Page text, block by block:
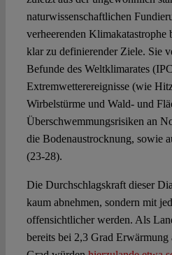
naturwissenschaftlichen
verheerenden
klar zu definierender Ziele. Sie
Befunde des Weltklimarates
Extremwetterereignisse (wie
Wirbelstürme und Wald- und
Überschwemmungsrisiken an
die Bodenaustrocknung, sowie
(23-28).
Die Durchschlagskraft dieser
kaum abnehmen, sondern mit
offensichtlicher werden. Als
bereits bei 2,3 Grad Erwärmung